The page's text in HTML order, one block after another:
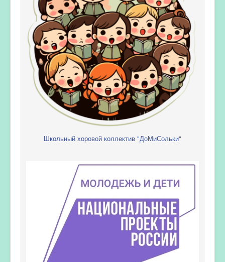
Школьный хоровой коллектив "ДоМиСольки"